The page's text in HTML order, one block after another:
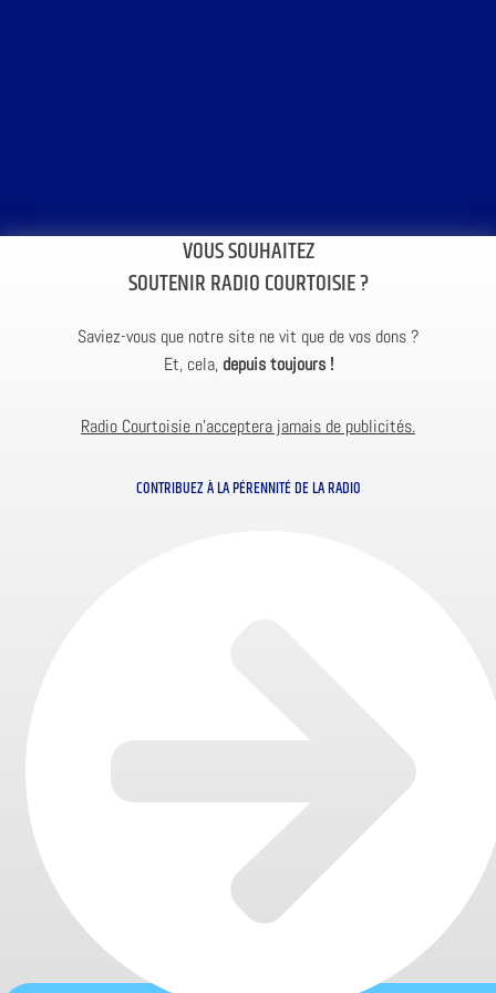
VOUS SOUHAITEZ
SOUTENIR RADIO COURTOISIE ?
Saviez-vous que notre site ne vit que de vos dons ?
Et, cela, depuis toujours !
Radio Courtoisie n’acceptera jamais de publicités.
CONTRIBUEZ À LA PÉRENNITÉ DE LA RADIO